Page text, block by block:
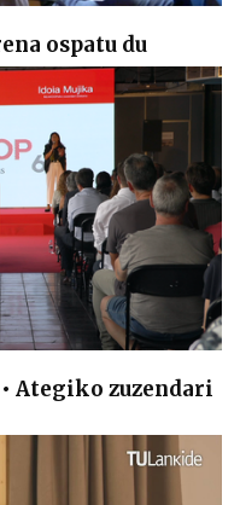
ospatu du
• Ategiko zuzendari